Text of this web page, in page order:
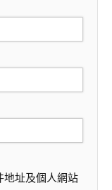
地址及個人網站